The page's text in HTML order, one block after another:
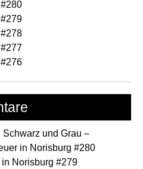
und Grau –
in Norisburg #280
Norisburg #279